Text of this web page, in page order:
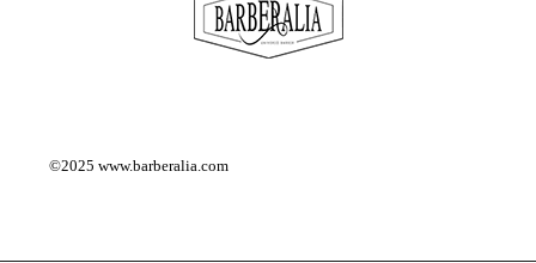
©2025www.barberalia.com